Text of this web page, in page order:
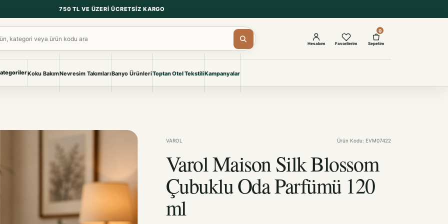
750 TL VE ÜZERI ÜCRETSIZ KARGO
KURUMSAL ÇÖZÜMLER
Projelere özel, dayanıklı tekstil
seçkileri.
Koku BakımNevresim TakımlarıBanyo ÜrünleriToptan Otel TekstiliKampanyalar
Hesabım Favorilerim
0
Sepetim
VAROL Ürün Kodu: EVM07422
Varol Maison Silk Blossom
Çubuklu Oda Parfümü 120
ml